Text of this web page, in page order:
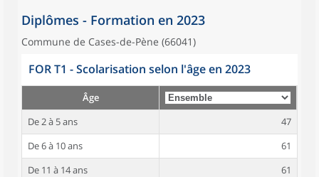
Diplômes - Formation en 2023
Commune de Cases-de-Pène (66041)
FOR T1 - Scolarisation selon l'âge en 2023
Âge
De 2 à 5 ans
47
De 6 à 10 ans
61
De 11 à 14 ans
61